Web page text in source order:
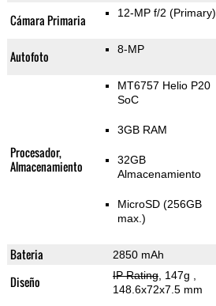
Cámara Primaria 12-MP f/2 (Primary)
Autofoto 8-MP
Procesador,
Almacenamiento
MT6757 Helio P20
SoC
3GB RAM
32GB
Almacenamiento
MicroSD (256GB
max.)
Bateria 2850 mAh
Diseño IP Rating, 147g
148.6x72x7.5 mm